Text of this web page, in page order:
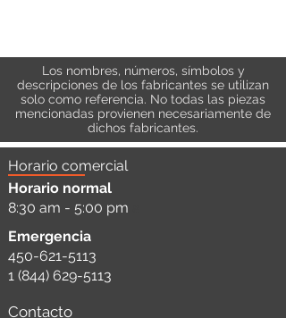
Los nombres, números, símbolos y
descripciones de los fabricantes se utilizan
solo como referencia. No todas las piezas
mencionadas provienen necesariamente de
dichos fabricantes.
Horario comercial
Horario normal
8:30 am - 5:00 pm
Emergencia
450-621-5113
1 (844) 629-5113
Contacto